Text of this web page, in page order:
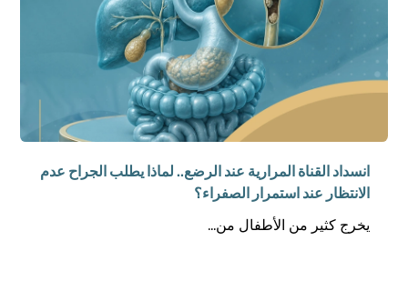
انسداد القناة المرارية عند الرضع.. لماذا يطلب الجراح عدم
الانتظار عند استمرار الصفراء؟
يخرج كثير من الأطفال من...